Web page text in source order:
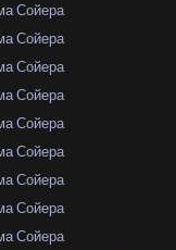
Сойера
Сойера
Сойера
Сойера
Сойера
Сойера
Сойера
Сойера
Сойера